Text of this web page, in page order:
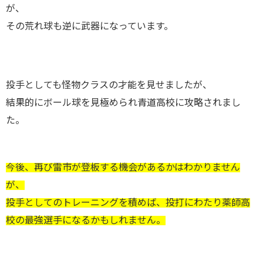
が、
その荒れ球も逆に武器になっています。
投手としても怪物クラスの才能を見せましたが、
結果的にボール球を見極められ青道高校に攻略されまし
た。
今後、再び雷市が登板する機会があるかはわかりません
が、
投手としてのトレーニングを積めば、投打にわたり薬師高
校の最強選手になるかもしれません。